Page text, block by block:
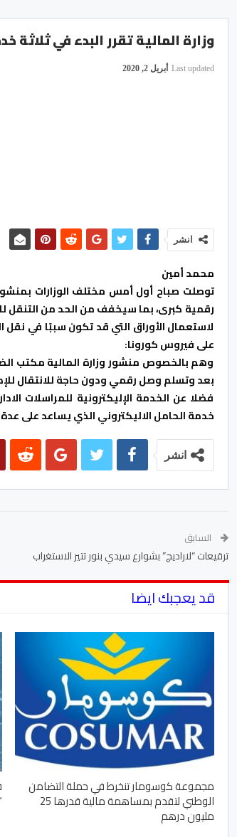
وزارة المالية تقرر البدء في ثلاثة
Last updated أبريل 2, 2020
انشر
محمد أمين
توصلت صباح أول أمس مختلف الوزارات بمنشور
رقمية كبرى، بما سيخفف من الحد من التنقل
لاستعمال الأوراق التي قد تكون سببًا في
على فيروس كورونا:
وهم بالخصوص منشور وزارة المالية مكتب
بعد وتسلم وصل رقمي ودون حاجة للانتقال
فضلا عن الخدمة الإليكترونية للمراسلات
خدمة الحامل الاليكتروني الذي يساعد على عدة
انشر
السابق
ترقيعات “لاراديج” بشوارع سيدي بنور تتير الاستغراب
قد يعجبك ايضا
مجموعة كوسومار تنخرط في حملة التضامن
الوطني لتقدم بمساهمة مالية قدرها 25
مليون درهم